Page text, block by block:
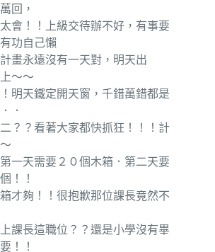
回，
會！！上級交待辦不好，有事要
功自己懶
畫永遠沒有一天對，明天出
～～
明天鐵定開天窗，千錯萬錯都是
．
？？看著大家都快抓狂！！！計
一天需要２０個木箱．第二天要
！！
才夠！！很抱歉那位課長竟然不
課長這職位？？還是小學沒有畢
！！